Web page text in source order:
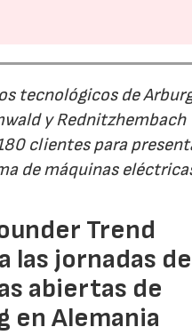
tecnológicos de
y Rednitzhembach
clientes para
de máquinas
Trend
las jornadas de
abiertas de
en Alemania